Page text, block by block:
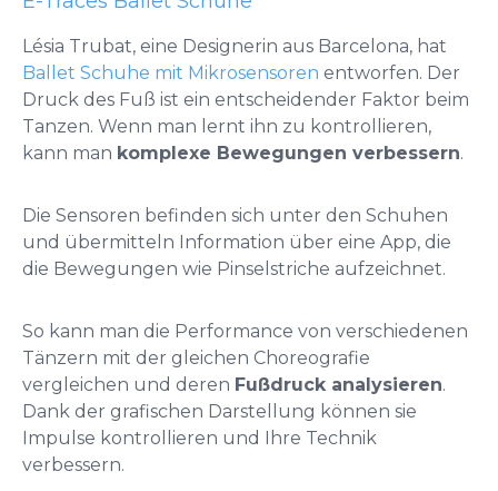
Lésia Trubat, eine Designerin aus Barcelona, hat
Ballet Schuhe mit Mikrosensoren entworfen. Der
Druck des Fuß ist ein entscheidender Faktor beim
Tanzen. Wenn man lernt ihn zu kontrollieren,
kann man komplexe Bewegungen verbessern.
Die Sensoren befinden sich unter den Schuhen
und übermitteln Information über eine App, die
die Bewegungen wie Pinselstriche aufzeichnet.
So kann man die Performance von verschiedenen
Tänzern mit der gleichen Choreografie
vergleichen und deren Fußdruck analysieren.
Dank der grafischen Darstellung können sie
Impulse kontrollieren und Ihre Technik
verbessern.